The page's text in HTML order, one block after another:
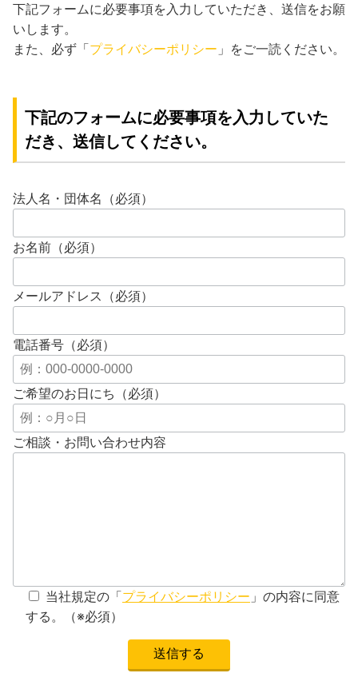
下記フォームに必要事項を入力していただき、送信をお願
いします。
また、必ず「プライバシーポリシー 」をご一読ください。
下記のフォームに必要事項を入力していた
だき、送信してください。
法人名・団体名（必須）
お名前（必須）
メールアドレス（必須）
電話番号（必須）
ご希望のお日にち（必須）
ご相談・お問い合わせ内容
当社規定の「プライバシーポリシー 」の内容に同意
する。（※必須）